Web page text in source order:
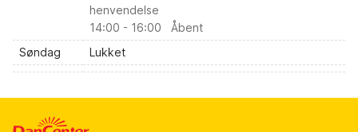
henvendelse
14:00 - 16:00 Åbent
Søndag
Lukket
Helligdage